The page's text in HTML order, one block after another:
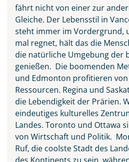
fährt nicht von einer zur
Gleiche. Der Lebensstil in
steht immer im Vordergrund,
mal regnet, hält das die
die natürliche Umgebung der
genießen. Die boomenden
und Edmonton profitieren
Ressourcen. Regina und
die Lebendigkeit der Prärien.
eindeutiges kulturelles
Landes. Toronto und Ottawa
von Wirtschaft und Politik.
Ruf, die coolste Stadt des